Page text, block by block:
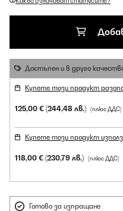
Достъпен и в друго
Купете този продукт
125,00 € (244,48 лв.) (плюс ДДС)
Купете този продукт
118,00 € (230,79 лв.) (плюс ДДС)
Готово за изпращане